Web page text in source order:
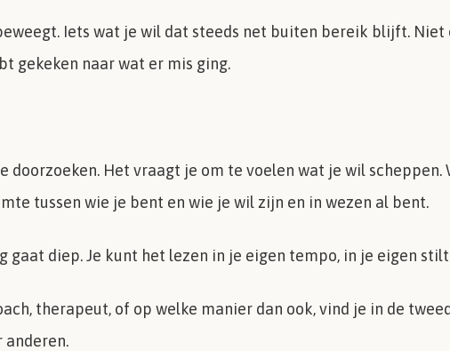
Iets wat je wil dat steeds net buiten bereik blijft.
gekeken naar wat er mis ging.
Het vraagt je om te voelen wat je wil scheppen.
tussen wie je bent en wie je wil zijn en in wezen al bent.
gaat diep. Je kunt het lezen in je eigen tempo, in je eigen
therapeut, of op welke manier dan ook, vind je in de